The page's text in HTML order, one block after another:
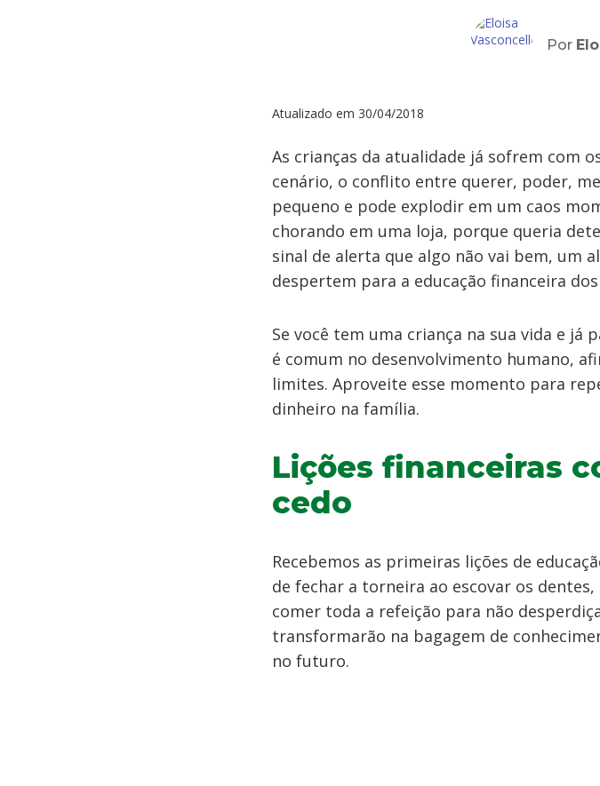
Por
Atualizado em 30/04/2018
As crianças da atualidade já sofrem com
cenário, o conflito entre querer, poder,
pequeno e pode explodir em um caos
chorando em uma loja, porque queria
sinal de alerta que algo não vai bem, um
despertem para a educação financeira
Se você tem uma criança na sua vida e já
é comum no desenvolvimento humano,
limites. Aproveite esse momento para
dinheiro na família.
Lições financeiras
cedo
Recebemos as primeiras lições de
de fechar a torneira ao escovar os
comer toda a refeição para não
transformarão na bagagem de
no futuro.